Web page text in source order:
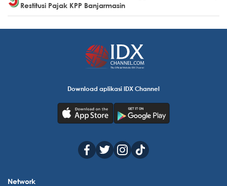
Restitusi Pajak KPP Banjarmasin
Download aplikasi IDX Channel
Network